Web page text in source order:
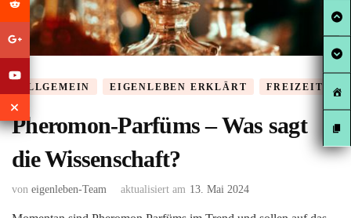
ALLGEMEIN EIGENLEBEN ERKLÄRT FREIZEIT
Pheromon-Parfüms – Was sagt
die Wissenschaft?
von eigenleben-Team aktualisiert am 13. Mai 2024